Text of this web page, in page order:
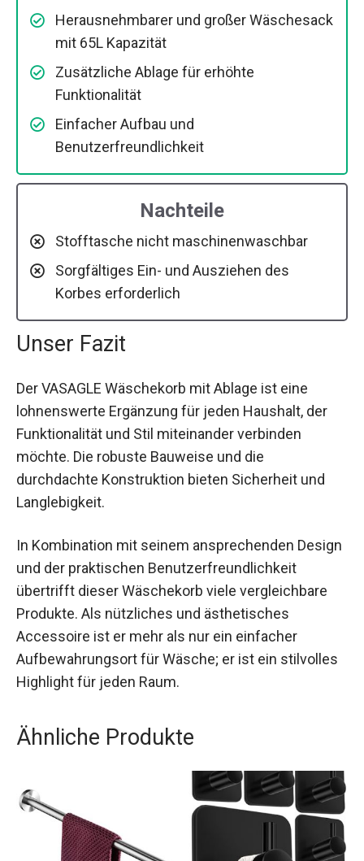
Herausnehmbarer und großer Wäschesack
mit 65L Kapazität
Zusätzliche Ablage für erhöhte
Funktionalität
Einfacher Aufbau und
Benutzerfreundlichkeit
Nachteile
Stofftasche nicht maschinenwaschbar
Sorgfältiges Ein- und Ausziehen des
Korbes erforderlich
Unser Fazit
Der VASAGLE Wäschekorb mit Ablage ist eine
lohnenswerte Ergänzung für jeden Haushalt, der
Funktionalität und Stil miteinander verbinden
möchte. Die robuste Bauweise und die
durchdachte Konstruktion bieten Sicherheit und
Langlebigkeit.
In Kombination mit seinem ansprechenden Design
und der praktischen Benutzerfreundlichkeit
übertrifft dieser Wäschekorb viele vergleichbare
Produkte. Als nützliches und ästhetisches
Accessoire ist er mehr als nur ein einfacher
Aufbewahrungsort für Wäsche; er ist ein stilvolles
Highlight für jeden Raum.
Ähnliche Produkte